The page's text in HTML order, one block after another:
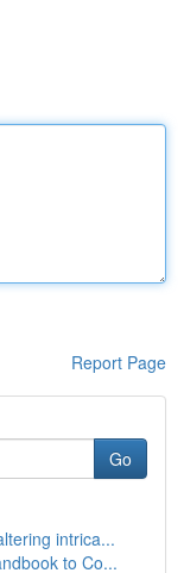
Report Page
Go
intrica...
to Co...